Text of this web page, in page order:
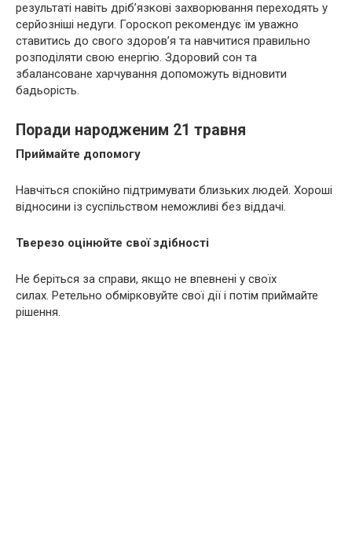
результаті навіть дріб’язкові захворювання переходять у
серйозніші недуги. Гороскоп рекомендує їм уважно
ставитись до свого здоров’я та навчитися правильно
розподіляти свою енергію. Здоровий сон та
збалансоване харчування допоможуть відновити
бадьорість.
Поради народженим 21 травня
Приймайте допомогу
Навчіться спокійно підтримувати близьких людей. Хороші
відносини із суспільством неможливі без віддачі.
Тверезо оцінюйте свої здібності
Не беріться за справи, якщо не впевнені у своїх
силах. Ретельно обмірковуйте свої дії і потім приймайте
рішення.